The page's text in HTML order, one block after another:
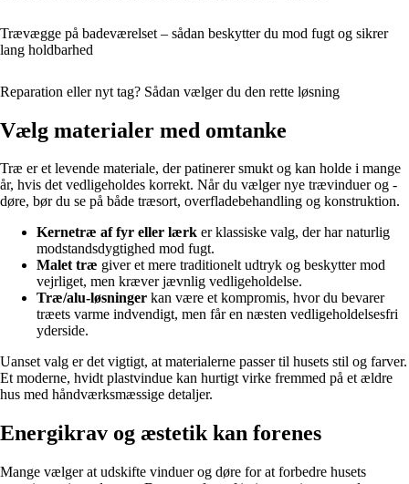
Trævægge på badeværelset – sådan beskytter du mod fugt og sikrer
lang holdbarhed
Reparation eller nyt tag? Sådan vælger du den rette løsning
Vælg materialer med omtanke
Træ er et levende materiale, der patinerer smukt og kan holde i mange
år, hvis det vedligeholdes korrekt. Når du vælger nye trævinduer og -
døre, bør du se på både træsort, overfladebehandling og konstruktion.
Kernetræ af fyr eller lærk er klassiske valg, der har naturlig
modstandsdygtighed mod fugt.
Malet træ giver et mere traditionelt udtryk og beskytter mod
vejrliget, men kræver jævnlig vedligeholdelse.
Træ/alu-løsninger kan være et kompromis, hvor du bevarer
træets varme indvendigt, men får en næsten vedligeholdelsesfri
yderside.
Uanset valg er det vigtigt, at materialerne passer til husets stil og farver.
Et moderne, hvidt plastvindue kan hurtigt virke fremmed på et ældre
hus med håndværksmæssige detaljer.
Energikrav og æstetik kan forenes
Mange vælger at udskifte vinduer og døre for at forbedre husets